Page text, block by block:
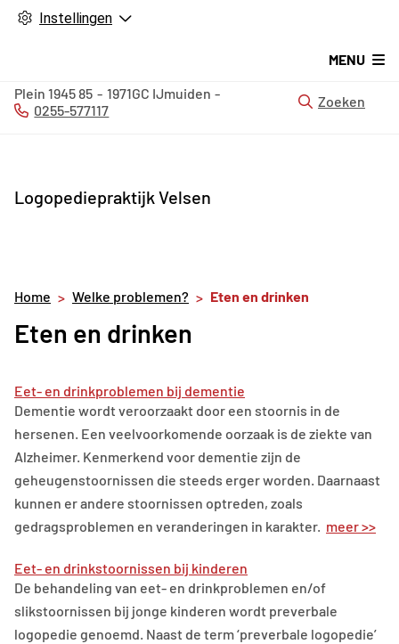
Instellingen
Logopediepraktijk Velsen
MENU
Plein 194585 1971GC IJmuiden
Tel:
0255-577117
Zoeken
Home Welke problemen? Eten en drinken
Eten en drinken
Eet- en drinkproblemen bij dementie
Dementie wordt veroorzaakt door een stoornis in de
hersenen. Een veelvoorkomende oorzaak is de ziekte van
Alzheimer. Kenmerkend voor dementie zijn de
geheugenstoornissen die steeds erger worden. Daarnaast
kunnen er andere stoornissen optreden, zoals
gedragsproblemen en veranderingen in karakter. meer >>
Eet- en drinkstoornissen bij kinderen
De behandeling van eet- en drinkproblemen en/of
slikstoornissen bij jonge kinderen wordt preverbale
logopedie genoemd. Naast de term ‘preverbale logopedie’